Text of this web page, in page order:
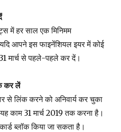
में हर साल एक मिनिमम
यदि आपने इस फाइनेंशियल इयर में कोई
31 मार्च से पहले-पहले कर दें।
कर लें
से लिंक करने को अनिवार्य कर चुका
काम 31 मार्च 2019 तक करना है।
ब्लॉक किया जा सकता है।